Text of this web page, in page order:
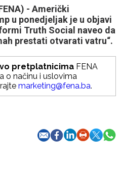
- Američki
u ponedjeljak je u objavi
Truth Social naveo da
prestati otvarati vatru“.
pretplatnicima FENA
o načinu i uslovima
marketing@fena.ba.